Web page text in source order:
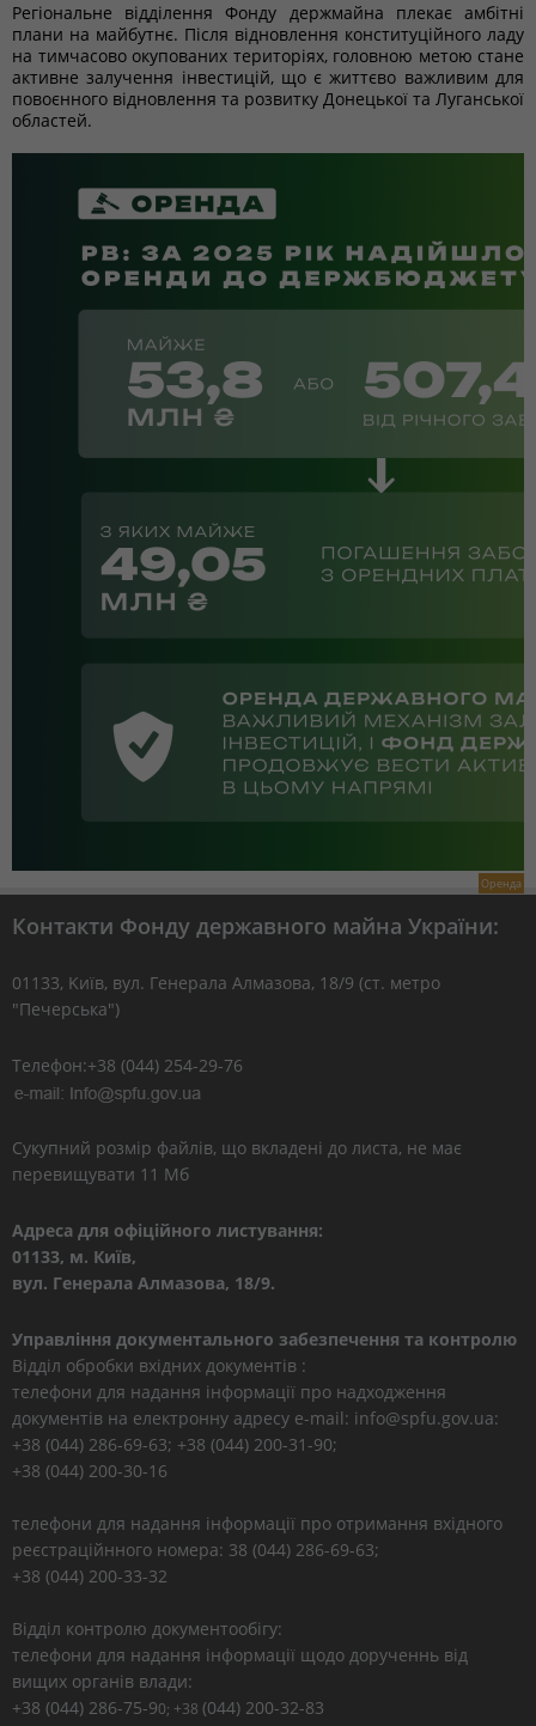
Регіональне відділення Фонду держмайна плекає амбітні
плани на майбутнє. Після відновлення конституційного ладу
на тимчасово окупованих територіях, головною метою стане
активне залучення інвестицій, що є життєво важливим для
повоєнного відновлення та розвитку Донецької та Луганської
областей.
Оренда
Контакти Фонду державного майна України:
01133, Kиїв, вул. Генерала Алмазова, 18/9 (ст. метро
"Печерська")
Телефон:+38 (044) 254-29-76
Сукупний розмір файлів, що вкладені до листа, не має
перевищувати 11 Мб
Адреса для офіційного листування:
01133, м. Київ,
вул. Генерала Алмазова, 18/9.
Управління документального забезпечення та контролю
Відділ обробки вхідних документів :
телефони для надання інформації про надходження
документів на електронну адресу e-mail: info@spfu.gov.ua:
+38 (044) 286-69-63; +38 (044) 200-31-90;
+38 (044) 200-30-16
телефони для надання інформації про отримання вхідного
реєстраційнного номера: 38 (044) 286-69-63;
+38 (044) 200-33-32
Відділ контролю документообігу:
телефони для надання інформації щодо дорученнь від
вищих органів влади:
+38 (044) 286-75-90; +38 (044) 200-32-83